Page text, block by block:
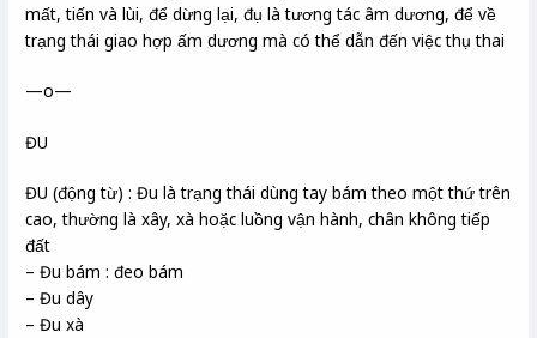
mất, tiến và lùi, để dừng lại, đụ là tương tác âm dương, để về
trạng thái giao hợp ấm dương mà có thể dẫn đến việc thụ thai
—o—
ĐU
ĐU (động từ) : Đu là trạng thái dùng tay bám theo một thứ trên
cao, thường là xây, xà hoặc luồng vận hành, chân không tiếp
đất
– Đu bám : đeo bám
– Đu dây
– Đu xà